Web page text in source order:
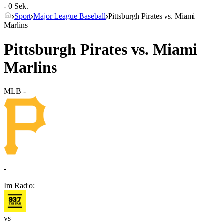
- 0 Sek.
Sport Major League Baseball Pittsburgh Pirates vs. Miami
Marlins
Pittsburgh Pirates vs. Miami
Marlins
MLB -
-
Im Radio:
vs